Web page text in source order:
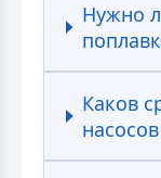
Нужно
Каков